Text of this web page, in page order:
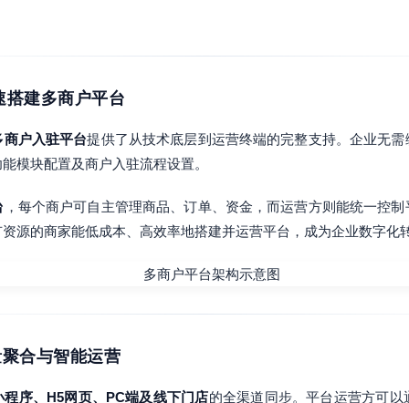
搭建多商户平台
商户入驻平台提供了从技术底层到运营终端的完整支持。企业无
模块配置及商户入驻流程设置。
，每个商户可自主管理商品、订单、资金，而运营方则能统一控
源的商家能低成本、高效率地搭建并运营平台，成为企业数字化
合与智能运营
程序、H5网页、PC端及线下门店的全渠道同步。平台运营方可